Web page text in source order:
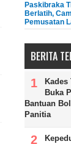
Paskibraka
Berlatih,
Pemusatan
BERITA
Buka
Bantuan
Panitia